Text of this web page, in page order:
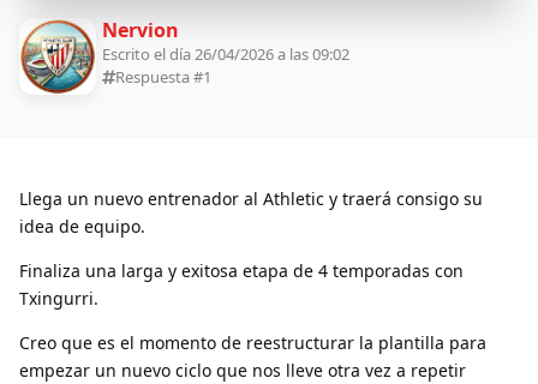
Nervion
Escrito el día 26/04/2026 a las 09:02
Respuesta #1
Llega un nuevo entrenador al Athletic y traerá consigo su
idea de equipo.
Finaliza una larga y exitosa etapa de 4 temporadas con
Txingurri.
Creo que es el momento de reestructurar la plantilla para
empezar un nuevo ciclo que nos lleve otra vez a repetir